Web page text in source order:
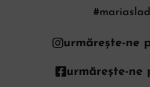
urmărește-ne
urmărește-ne